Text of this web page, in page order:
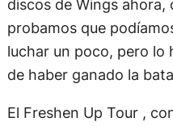
discos de Wings
probamos que
luchar un poco, pero lo
de haber ganado la
El Freshen Up Tour ,